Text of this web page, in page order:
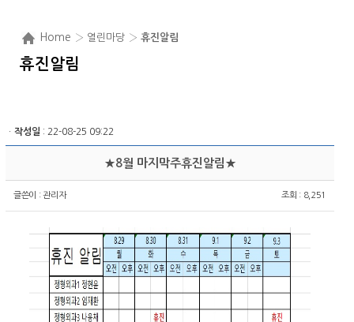
Home › 열린마당 › 휴진알림
휴진알림
ㆍ 작성일 : 22-08-25 09:22
★8월 마지막주휴진알림★
글쓴이 :관리자 조회 : 8,251